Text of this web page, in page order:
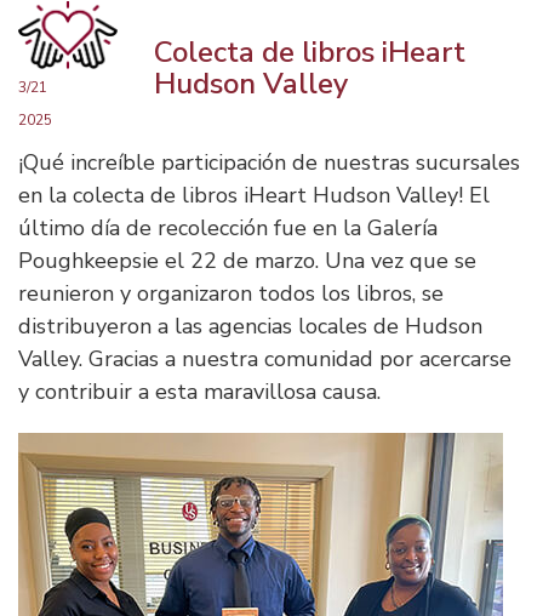
3/21
2025
Colecta de libros iHeart
Hudson Valley
¡Qué increíble participación de nuestras sucursales
en la colecta de libros iHeart Hudson Valley! El
último día de recolección fue en la Galería
Poughkeepsie el 22 de marzo. Una vez que se
reunieron y organizaron todos los libros, se
distribuyeron a las agencias locales de Hudson
Valley. Gracias a nuestra comunidad por acercarse
y contribuir a esta maravillosa causa.